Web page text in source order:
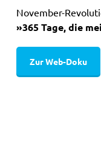
November-
»365 Tage, die
Zur Web-Doku